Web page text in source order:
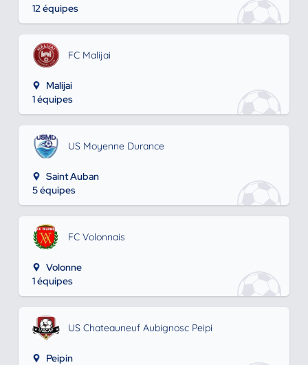
12 équipes
FC Malijai
Malijai
1 équipes
US Moyenne Durance
Saint Auban
5 équipes
FC Volonnais
Volonne
1 équipes
US Chateauneuf Aubignosc Peipi
Peipin